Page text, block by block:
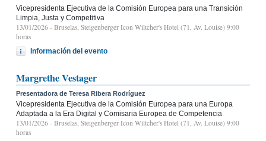
Vicepresidenta Ejecutiva de la Comisión Europea para una Transición
Limpia, Justa y Competitiva
13/01/2026 - Bruselas, Steigenberger Icon Wiltcher's Hotel (71, Av. Louise) 9:00
horas
Información del evento
Margrethe Vestager
Presentadora de Teresa Ribera Rodríguez
Vicepresidenta Ejecutiva de la Comisión Europea para una Europa
Adaptada a la Era Digital y Comisaria Europea de Competencia
13/01/2026 - Bruselas, Steigenberger Icon Wiltcher's Hotel (71, Av. Louise) 9:00
horas